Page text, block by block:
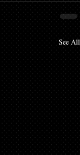
See All